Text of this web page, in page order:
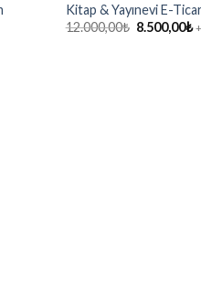
Kitap & Yayınevi E-
12.000,00₺ Orijinal
8.500,00₺